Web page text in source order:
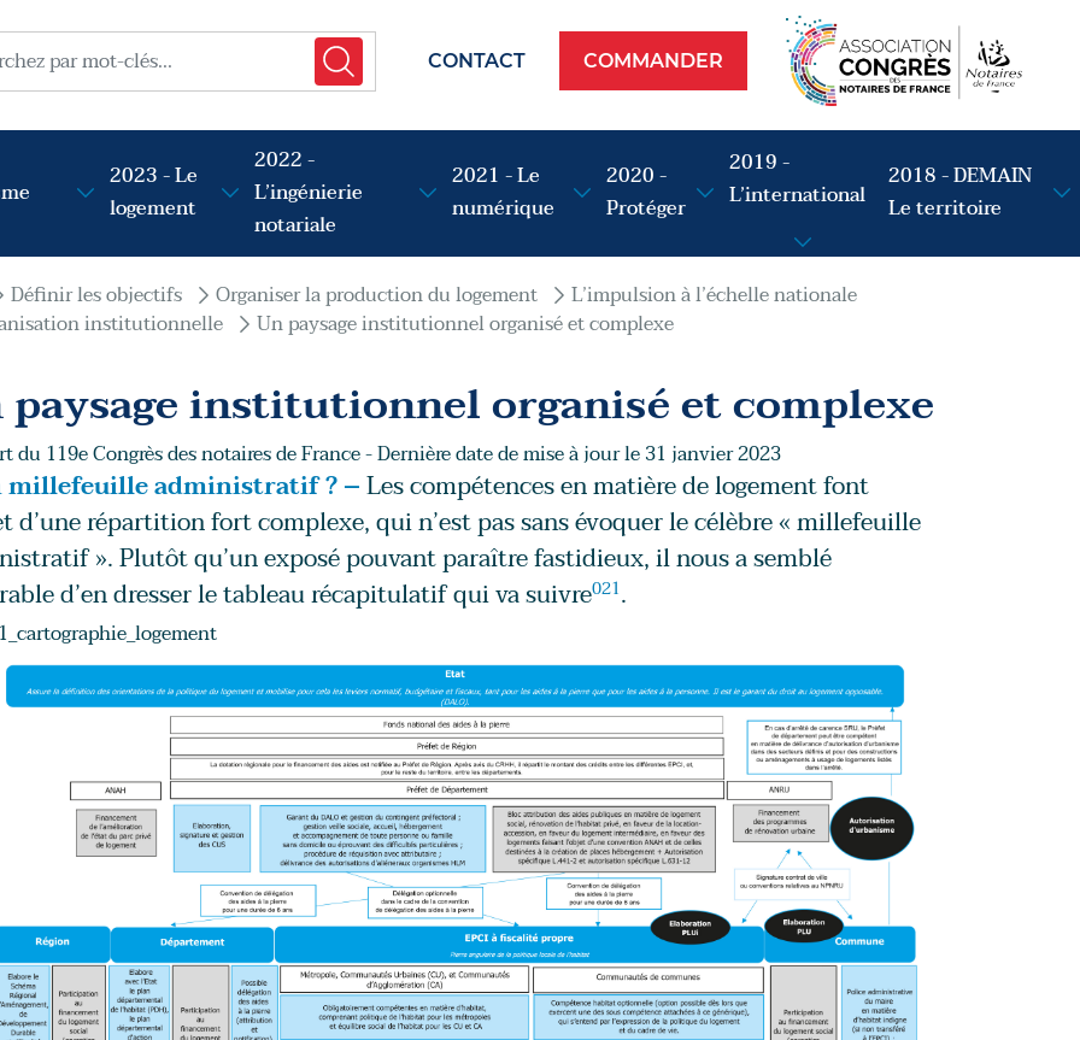
menu top
CONTACT Commander
COMMANDER
2023 - Le
logement
2022 -
L’ingénierie
notariale
2021 - Le
numérique
2020 -
Protéger
2019 -
L’international
2018 - DEMAIN
Le territoire
Définir les objectifs Organiser la production du logement
L’impulsion à l’échelle nationale
institutionnelle Un paysage institutionnel organisé et complexe
paysage institutionnel organisé et complexe
du 119e Congrès des notaires de France - Dernière date de mise à jour le 31 janvier 2023
millefeuille administratif ? –Les compétences en matière de logement font
d’une répartition fort complexe, qui n’est pas sans évoquer le célèbre « millefeuille
». Plutôt qu’un exposé pouvant paraître fastidieux, il nous a semblé
d’en dresser le tableau récapitulatif qui va suivre021.